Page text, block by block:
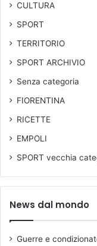
CULTURA
SPORT
TERRITORIO
SPORT ARCHIVIO
Senza categoria
FIORENTINA
RICETTE
EMPOLI
SPORT vecchia
News dal mondo
Guerre e